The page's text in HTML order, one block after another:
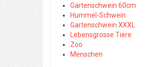
Gartenschwein 60cm
Hummel-Schwein
Gartenschwein XXXL
Lebensgrosse Tiere
Zoo
Menschen